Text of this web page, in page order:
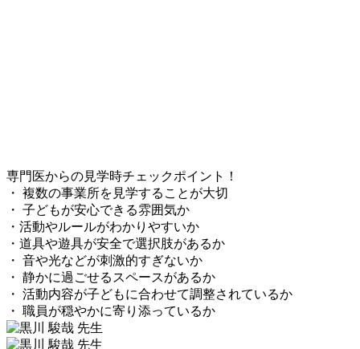
専門医からの見学時チェックポイント！
・ 複数の事業所を見学することが大切
・ 子どもが安心できる雰囲気か
・活動やルールがわかりやすいか
・道具や遊具が安全で選択肢があるか
・ 音や光などが刺激的すぎないか
・ 静かに過ごせるスペースがあるか
・ 活動内容が子どもに合わせて調整されているか
・ 職員が穏やかに寄り添っているか